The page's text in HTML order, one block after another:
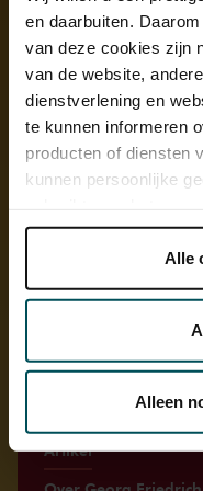
en daarbuiten.
van deze cookies zijn
van de website,
dienstverlening en
te kunnen informeren
producten of diensten
kunnen persoonlijke
onder 'aanpassen'
Lees onze
Via de
Alle
Alleen
Ontdek meer
Artikel